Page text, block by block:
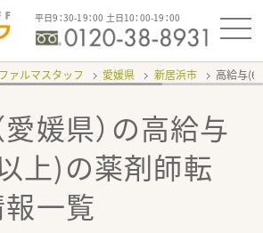
平日9：30-19：00 土日10：00-19：00
ァルマスタッフ 愛媛県 新居浜市 高給与
媛県）の高給与
上)の薬剤師転
報一覧